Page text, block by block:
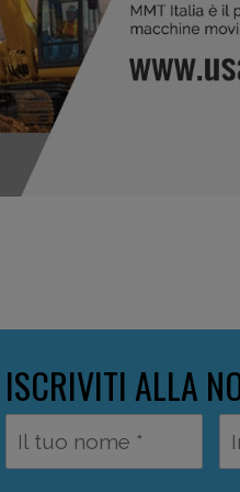
ISCRIVITI ALLA